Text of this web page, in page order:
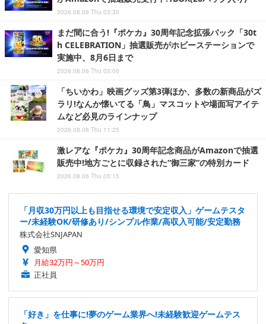
2026.08.06 Thu 03:30
まだ間に合う!『ポケカ』30周年記念拡張パック「30t
h CELEBRATION」抽選販売がホビーステーションで
実施中、8月6日まで
2026.08.06 Thu 03:00
「ちいかわ」映画グッズ第3弾ほか、多数の新商品がズ
ラリ!なんか懐いてる「鳥」マスコットや場面写アイテ
ムなど必見のラインナップ
2026.08.06 Thu 11:25
激レアな『ポケカ』30周年記念商品がAmazonで抽選
販売中!地方ごとに収録された“御三家”の特別カード
2026.08.06 Thu 05:15
「月収30万円以上も目指せる環境で安定収入」ゲームテスタ
ー/未経験OK/研修あり/シンプル作業/高収入可能/安定勤務
株式会社SNJAPAN
愛知県
月給32万円～50万円
正社員
「好き」を仕事に!夢のゲーム業界へ!未経験歓迎ゲームテス